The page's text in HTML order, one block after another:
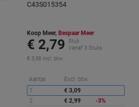
C43S015354
Koop Meer, Bespaar Meer
€ 2,79
Stuk
Vanaf 3 Stuks
€ 3,38 Incl. btw
Aantal Excl. btw
1
€ 3,09
2
€ 2,99
-3%